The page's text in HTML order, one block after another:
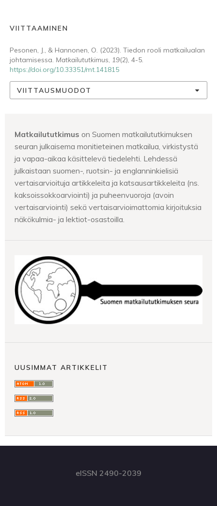
VIITTAAMINEN
Pesonen, J., & Hannonen, O. (2023). Tiedon rooli matkailualan
johtamisessa. Matkailututkimus, 19(2), 4-5.
https://doi.org/10.33351/mt.141815
VIITTAUSMUODOT
Matkailututkimus on Suomen matkailututkimuksen
seuran julkaisema monitieteinen matkailua, virkistystä
ja vapaa-aikaa käsittelevä tiedelehti. Lehdessä
julkaistaan suomen-, ruotsin- ja englanninkielisiä
vertaisarvioituja artikkeleita ja katsausartikkeleita (ns.
kaksoissokkoarviointi) ja puheenvuoroja (avoin
vertaisarviointi) sekä vertaisarvioimattomia kirjoituksia
näkökulmia- ja lektiot-osastoilla.
UUSIMMAT ARTIKKELIT
eISSN 2490-2039